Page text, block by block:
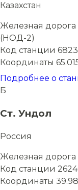
Казахстан
Железная дорога
(НОД-2)
Код станции
Координаты
Подробнее о
Б
Ст. Ундол
Россия
Железная дорога
Код станции
Координаты